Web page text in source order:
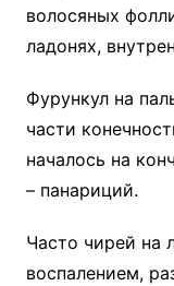
волосяных
ладонях,
Фурункул на
части
началось на
– панариций.
Часто чирей на
воспалением,